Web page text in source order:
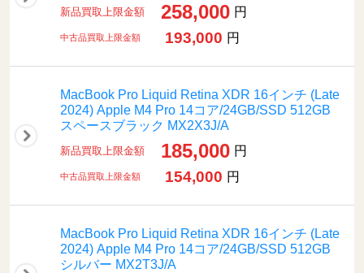
新品買取上限金額 258,000 円
中古品買取上限金額 193,000 円
MacBook Pro Liquid Retina XDR 16インチ (Late
2024) Apple M4 Pro 14コア/24GB/SSD 512GB
スペースブラック MX2X3J/A
新品買取上限金額 185,000 円
中古品買取上限金額 154,000 円
MacBook Pro Liquid Retina XDR 16インチ (Late
2024) Apple M4 Pro 14コア/24GB/SSD 512GB
シルバー MX2T3J/A